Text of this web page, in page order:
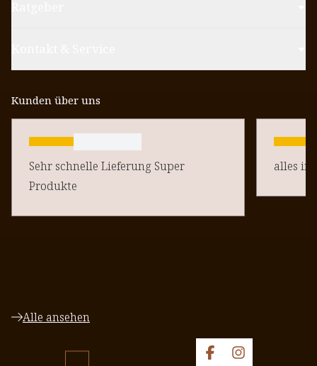
Kunden über uns
Sehr schnelle Lieferung Super
Produkte
alles in
Alle ansehen